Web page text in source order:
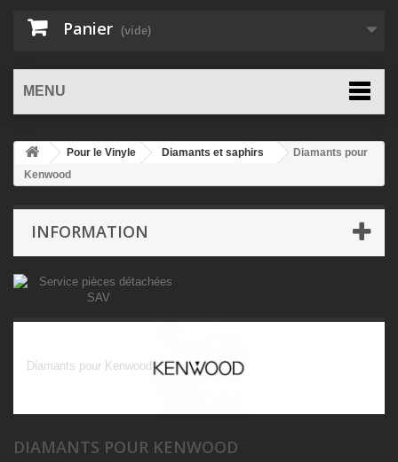
Panier (vide)
MENU
Pour le Vinyle Diamants et saphirs
Diamants pour
Kenwood
INFORMATION
Diamants pour Kenwood
DIAMANTS POUR KENWOOD